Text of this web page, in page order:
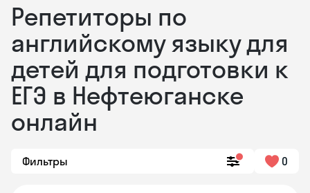
Репетиторы по
английскому языку для
детей для подготовки к
ЕГЭ в Нефтеюганске
онлайн
Фильтры 0
Skysmart Chat